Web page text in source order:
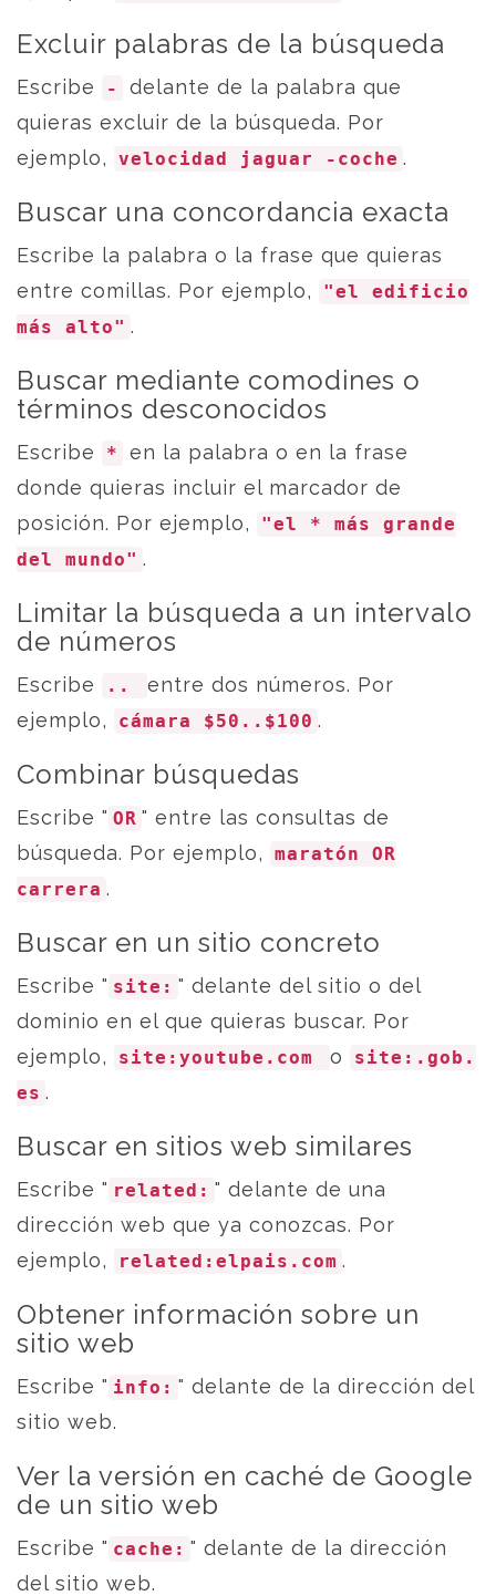
Excluir palabras de la búsqueda
Escribe -
delante de la palabra que
quieras excluir de la búsqueda. Por
ejemplo,
velocidad jaguar -coche .
Buscar una concordancia exacta
Escribe la palabra o la frase que quieras
entre comillas. Por ejemplo,
"el edificio
más alto" .
Buscar mediante comodines o
términos desconocidos
Escribe *
en la palabra o en la frase
donde quieras incluir el marcador de
posición. Por ejemplo,
"el * más grande
del mundo" .
Limitar la búsqueda a un intervalo
de números
Escribe ..
entre dos números. Por
ejemplo,
cámara $50..$100 .
Combinar búsquedas
Escribe " OR " entre las consultas de
búsqueda. Por ejemplo,
maratón OR
carrera .
Buscar en un sitio concreto
Escribe " site: " delante del sitio o del
dominio en el que quieras buscar. Por
ejemplo,
site:youtube.com o
site:.gob.
es .
Buscar en sitios web similares
Escribe " related: " delante de una
dirección web que ya conozcas. Por
ejemplo,
related:elpais.com .
Obtener información sobre un
sitio web
Escribe " info: " delante de la dirección del
sitio web.
Ver la versión en caché de Google
de un sitio web
Escribe " cache: " delante de la dirección
del sitio web.